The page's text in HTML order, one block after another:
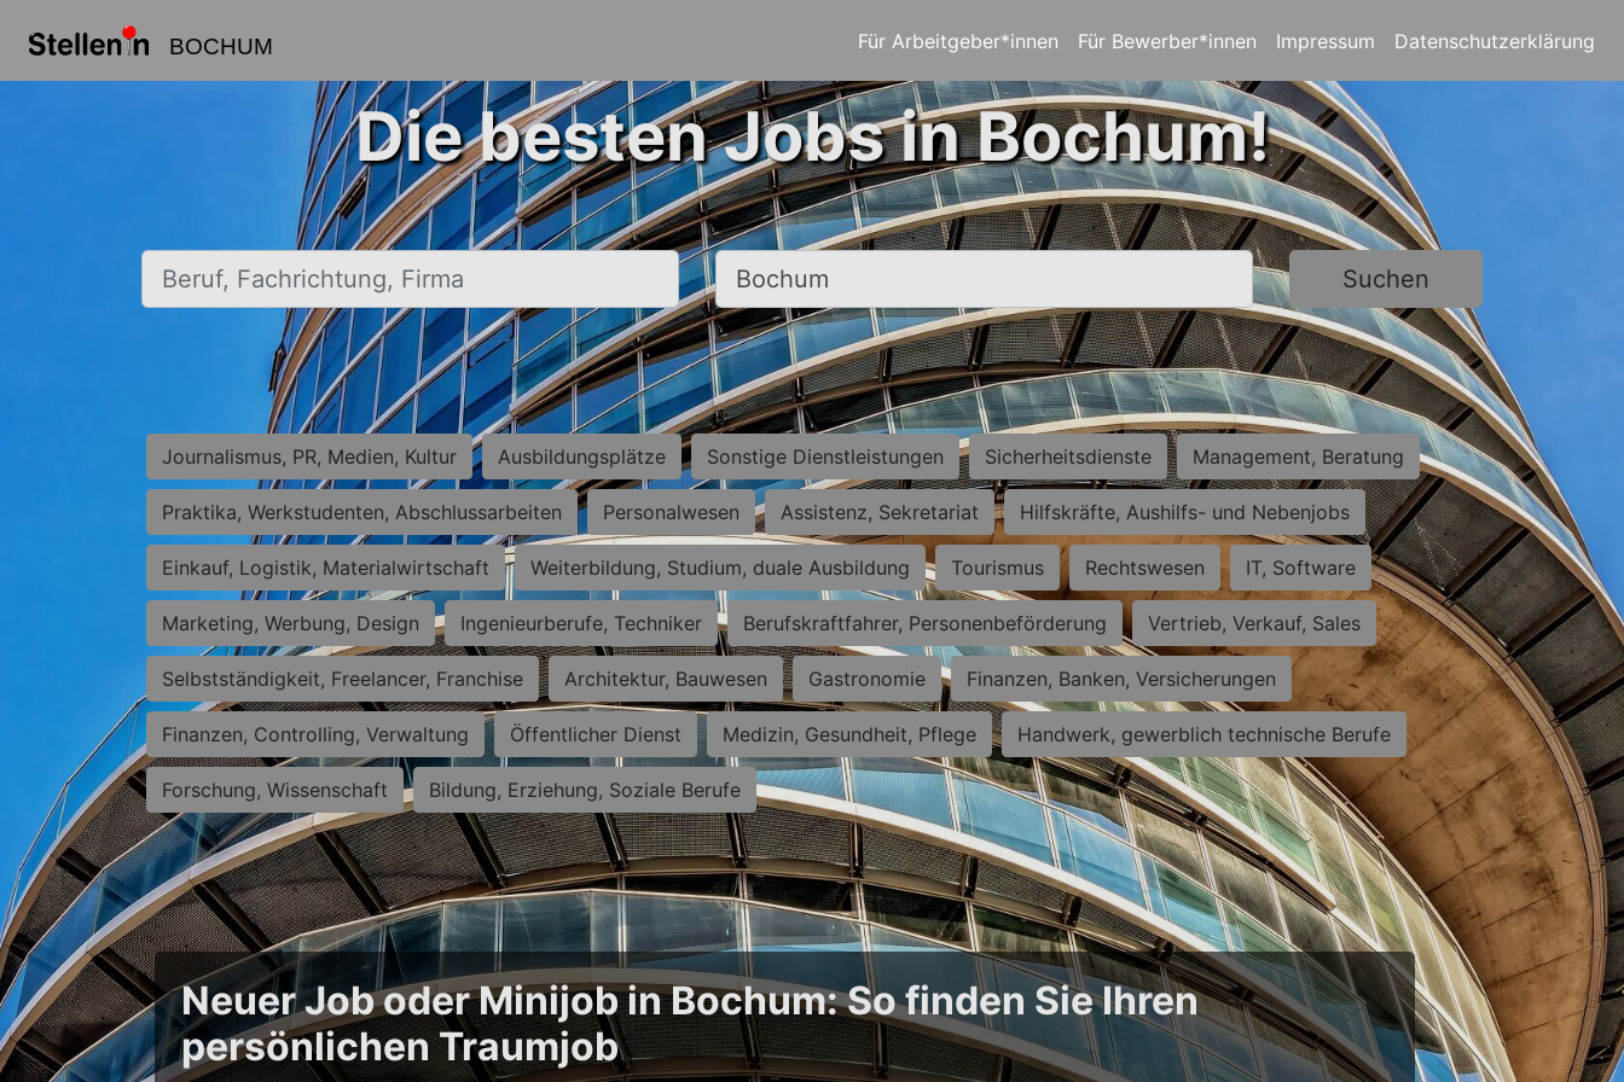
BOCHUM Für Arbeitgeber*innen Für Bewerber*innen Impressum Datenschutzerklärung
Die besten Jobs in Bochum!
Beruf, Fachrichtung, Firma Ort, Stadt Suchen
Journalismus, PR, Medien, Kultur Ausbildungsplätze Sonstige Dienstleistungen Sicherheitsdienste Management, Beratung
Praktika, Werkstudenten, Abschlussarbeiten Personalwesen Assistenz, Sekretariat Hilfskräfte, Aushilfs- und Nebenjobs
Einkauf, Logistik, Materialwirtschaft Weiterbildung, Studium, duale Ausbildung Tourismus Rechtswesen IT, Software
Marketing, Werbung, Design Ingenieurberufe, Techniker Berufskraftfahrer, Personenbeförderung Vertrieb, Verkauf, Sales
Selbstständigkeit, Freelancer, Franchise Architektur, Bauwesen Gastronomie Finanzen, Banken, Versicherungen
Finanzen, Controlling, Verwaltung Öffentlicher Dienst Medizin, Gesundheit, Pflege Handwerk, gewerblich technische Berufe
Forschung, Wissenschaft Bildung, Erziehung, Soziale Berufe
Neuer Job oder Minijob in Bochum: So finden Sie Ihren
persönlichen Traumjob